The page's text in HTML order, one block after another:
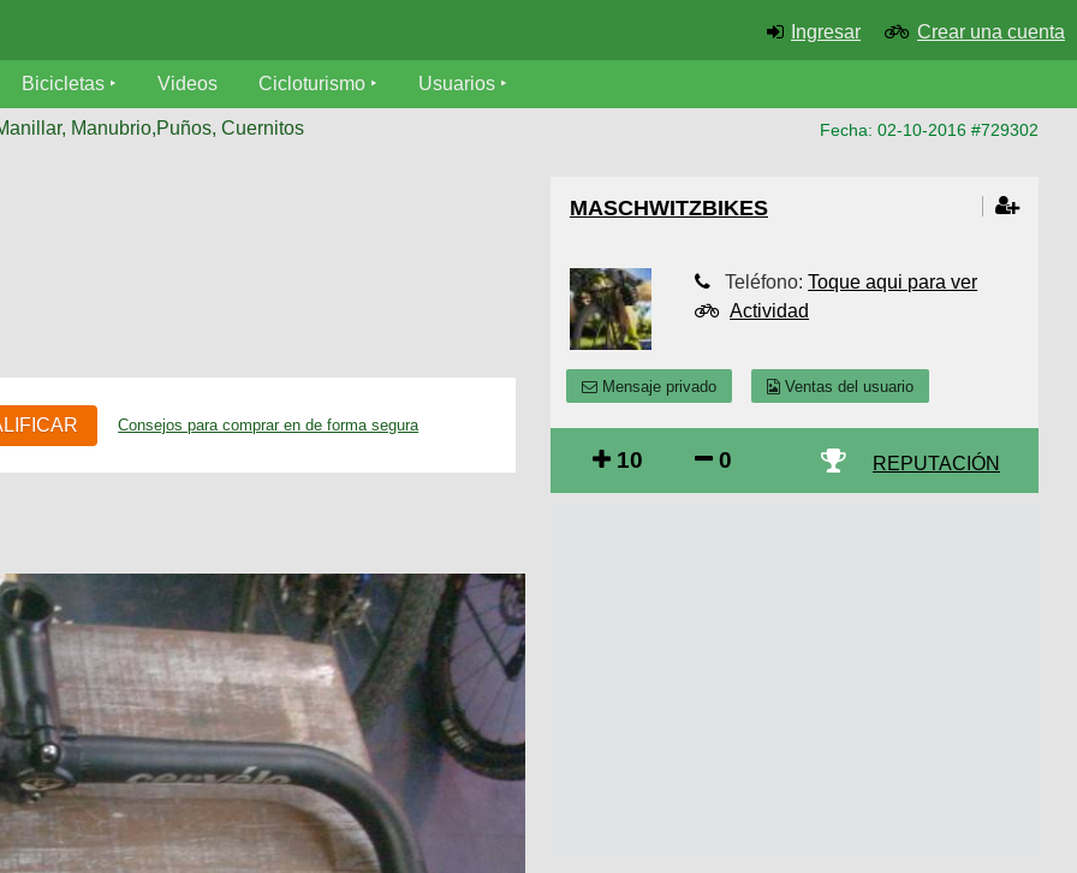
Ingresar Crear una cuenta
Bicicletas Videos Cicloturismo Usuarios
Manubrio,Puños, Cuernitos Fecha: 02-10-2016 #729302
Consejos para comprar en de forma segura
MASCHWITZBIKES
Teléfono:Toque aqui para ver
Actividad
Mensaje privado Ventas del usuario
10 0 REPUTACIÓN